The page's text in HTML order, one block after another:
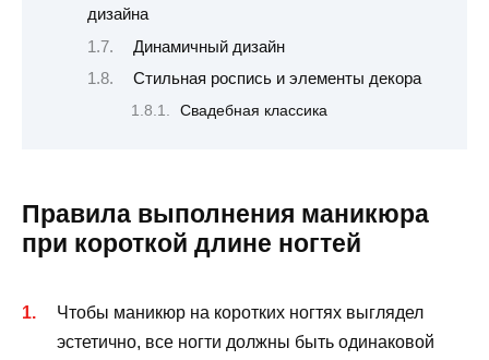
дизайна
Динамичный дизайн
Стильная роспись и элементы декора
Свадебная классика
Правила выполнения маникюра
при короткой длине ногтей
Чтобы маникюр на коротких ногтях выглядел
эстетично, все ногти должны быть одинаковой